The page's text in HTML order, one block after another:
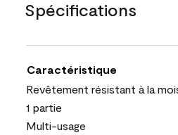
Spécifications
Caractéristique
Revêtement résistant à la
1 partie
Multi-usage